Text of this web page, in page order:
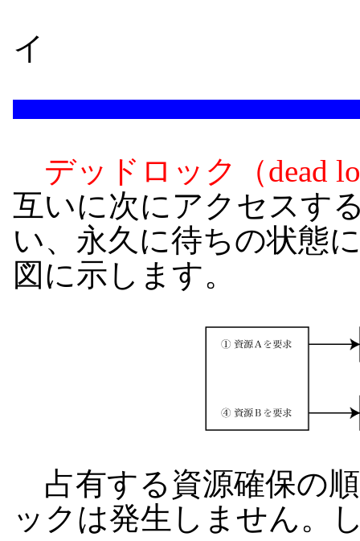
イ
デッドロック（dead
互いに次にアクセスす
い、永久に待ちの状態
図に示します。
占有する資源確保の
ックは発生しません。